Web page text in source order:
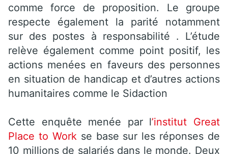
comme force de proposition. Le groupe
respecte également la parité notamment
sur des postes à responsabilité . L’étude
relève également comme point positif, les
actions menées en faveurs des personnes
en situation de handicap et d’autres actions
humanitaires comme le Sidaction
Cette enquête menée par l’institut Great
Place to Workse base sur les réponses de
10 millions de salariés dans le monde. Deux